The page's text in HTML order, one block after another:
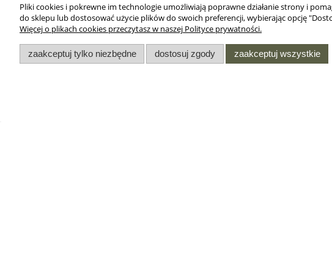
Pliki cookies i pokrewne im technologie umożliwiają poprawne działanie strony i
do sklepu lub dostosować użycie plików do swoich preferencji, wybierając opcję
Więcej o plikach cookies przeczytasz w naszej Polityce prywatności.
zaakceptuj tylko niezbędne dostosuj zgody zaakceptuj wszystkie